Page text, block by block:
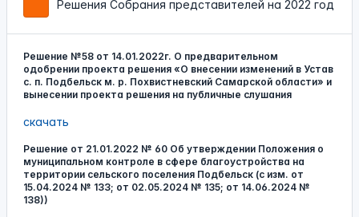
Решения Собрания представителей на 2022 год
Решение №58 от 14.01.2022г. О предварительном
одобрении проекта решения «О внесении изменений в Устав
с. п. Подбельск м. р. Похвистневский Самарской области» и
вынесении проекта решения на публичные слушания
скачать
Решение от 21.01.2022 № 60 Об утверждении Положения о
муниципальном контроле в сфере благоустройства на
территории сельского поселения Подбельск (с изм. от
15.04.2024 № 133; от 02.05.2024 № 135; от 14.06.2024 №
138))